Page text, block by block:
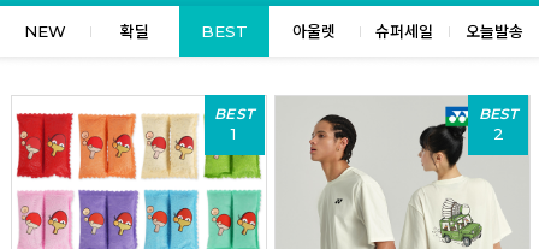
NEW 확딜 BEST 아울렛 슈퍼세일 오늘발송
BEST
1
BEST
2